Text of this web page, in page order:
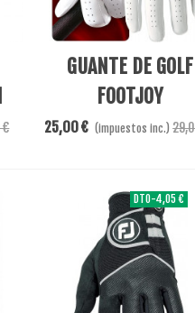
€
Añadir Al Carrito
GUANTE DE GOLF
FOOTJOY
CABRETTASOF
25,00 € (impuestos inc.)
DTO-4,05 €